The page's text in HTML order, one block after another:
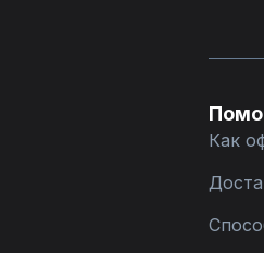
Как